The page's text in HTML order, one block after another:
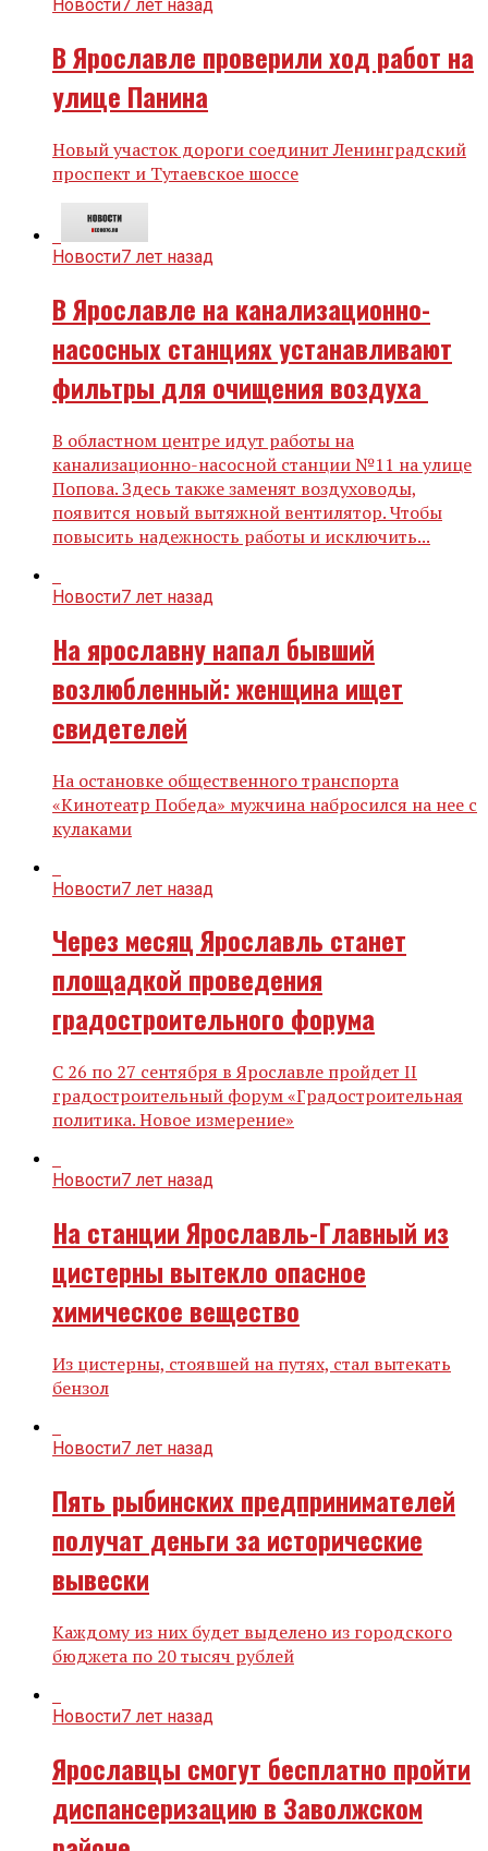
Новости7 лет назад
В Ярославле проверили ход работ на
улице Панина
Новый участок дороги соединит Ленинградский
проспект и Тутаевское шоссе
Новости7 лет назад
В Ярославле на канализационно-
насосных станциях устанавливают
фильтры для очищения воздуха
В областном центре идут работы на
канализационно-насосной станции №11 на улице
Попова. Здесь также заменят воздуховоды,
появится новый вытяжной вентилятор. Чтобы
повысить надежность работы и исключить...
Новости7 лет назад
На ярославну напал бывший
возлюбленный: женщина ищет
свидетелей
На остановке общественного транспорта
«Кинотеатр Победа» мужчина набросился на нее с
кулаками
Новости7 лет назад
Через месяц Ярославль станет
площадкой проведения
градостроительного форума
С 26 по 27 сентября в Ярославле пройдет II
градостроительный форум «Градостроительная
политика. Новое измерение»
Новости7 лет назад
На станции Ярославль-Главный из
цистерны вытекло опасное
химическое вещество
Из цистерны, стоявшей на путях, стал вытекать
бензол
Новости7 лет назад
Пять рыбинских предпринимателей
получат деньги за исторические
вывески
Каждому из них будет выделено из городского
бюджета по 20 тысяч рублей
Новости7 лет назад
Ярославцы смогут бесплатно пройти
диспансеризацию в Заволжском